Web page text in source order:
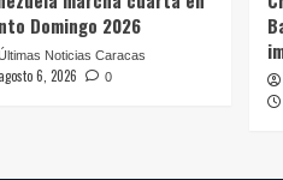
Domingo 2026
Noticias Caracas
agosto 6, 2026 0